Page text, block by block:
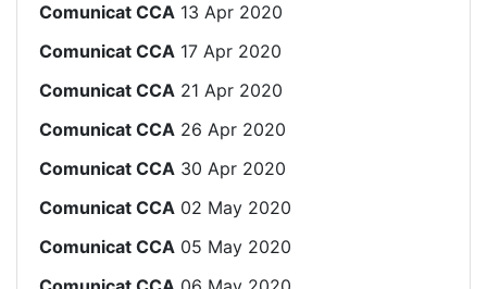
Comunicat CCA 13 Apr 2020
Comunicat CCA 17 Apr 2020
Comunicat CCA 21 Apr 2020
Comunicat CCA 26 Apr 2020
Comunicat CCA 30 Apr 2020
Comunicat CCA 02 May 2020
Comunicat CCA 05 May 2020